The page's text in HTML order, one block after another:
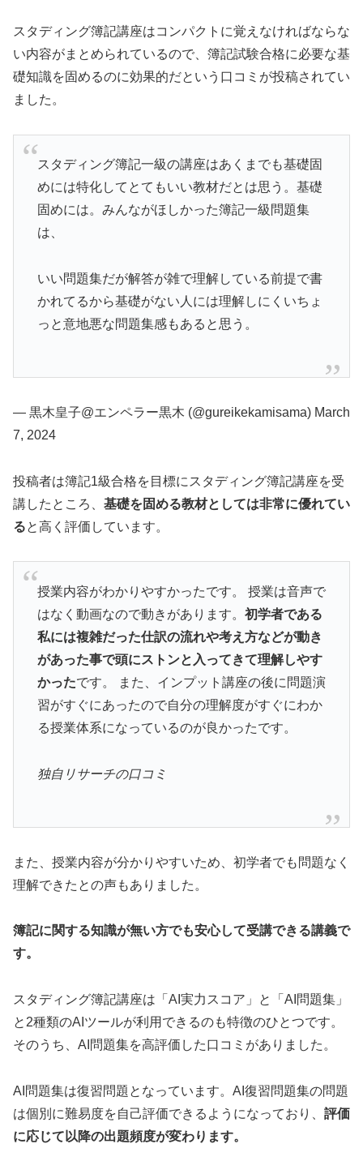
スタディング簿記講座はコンパクトに覚えなければならな
い内容がまとめられているので、簿記試験合格に必要な基
礎知識を固めるのに効果的だという口コミが投稿されてい
ました。
スタディング簿記一級の講座はあくまでも基礎固
めには特化してとてもいい教材だとは思う。基礎
固めには。みんながほしかった簿記一級問題集
は、
いい問題集だが解答が雑で理解している前提で書
かれてるから基礎がない人には理解しにくいちょ
っと意地悪な問題集感もあると思う。
— 黒木皇子@エンペラー黒木 (@gureikekamisama) March
7, 2024
投稿者は簿記1級合格を目標にスタディング簿記講座を受
講したところ、 基礎を固める教材としては非常に優れてい
ると高く評価しています。
授業内容がわかりやすかったです。 授業は音声で
はなく動画なので動きがあります。 初学者である
私には複雑だった仕訳の流れや考え方などが動き
があった事で頭にストンと入ってきて理解しやす
かったです。 また、インプット講座の後に問題演
習がすぐにあったので自分の理解度がすぐにわか
る授業体系になっているのが良かったです。
独自リサーチの口コミ
また、授業内容が分かりやすいため、初学者でも問題なく
理解できたとの声もありました。
簿記に関する知識が無い方でも安心して受講できる講義で
す。
スタディング簿記講座は「AI実力スコア」と「AI問題集」
と2種類のAIツールが利用できるのも特徴のひとつです。
そのうち、AI問題集を高評価した口コミがありました。
AI問題集は復習問題となっています。AI復習問題集の問題
は個別に難易度を自己評価できるようになっており、 評価
に応じて以降の出題頻度が変わります。